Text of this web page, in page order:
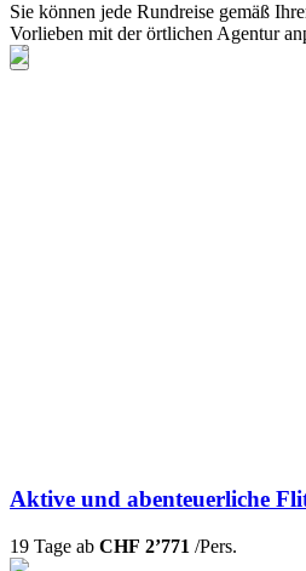
Sie können jede Rundreise gemäß
Vorlieben mit der örtlichen Agentur
Aktive und abenteuerliche
19 Tage ab CHF 2’771 /Pers.